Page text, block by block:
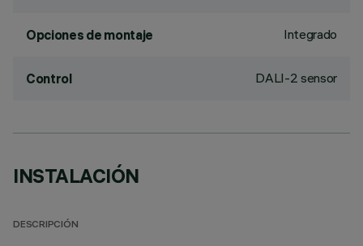
Opciones de montaje Integrado
Control DALI-2 sensor
INSTALACIÓN
DESCRIPCIÓN